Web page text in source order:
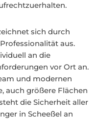
sich durch
aus.
an die
vor Ort an.
und modernen
auch größere Flächen
die Sicherheit aller
in Scheeßel an